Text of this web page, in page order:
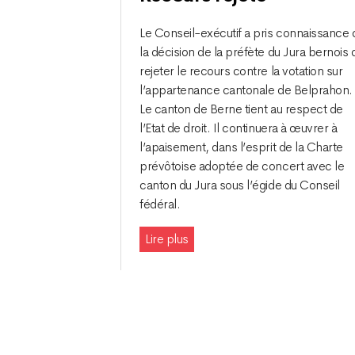
Le Conseil-exécutif a pris connaissance
la décision de la préfète du Jura bernois
rejeter le recours contre la votation sur
l’appartenance cantonale de Belprahon.
Le canton de Berne tient au respect de
l’Etat de droit. Il continuera à œuvrer à
l’apaisement, dans l’esprit de la Charte
prévôtoise adoptée de concert avec le
canton du Jura sous l’égide du Conseil
fédéral.
Lire plus